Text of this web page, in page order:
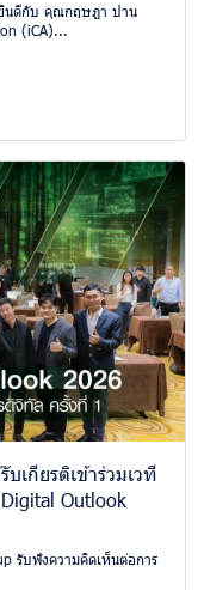
นดีกับ คุณกฤษฎา ปาน
(iCA)...
กียรติเข้าร่วมเวที
Outlook
รับฟังความคิดเห็นต่อการ